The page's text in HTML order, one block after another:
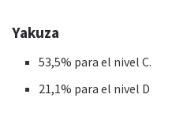
Yakuza
53,5% para el nivel C.
21,1% para el nivel D